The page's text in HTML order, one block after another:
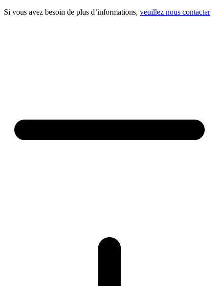
Si vous avez besoin de plus d’informations, veuillez nous contacter